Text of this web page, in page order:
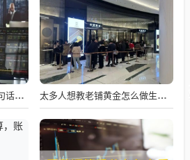
千问APP接入大麦测试“一句话买电影票” 太多人想教老铺黄金怎么做生意了